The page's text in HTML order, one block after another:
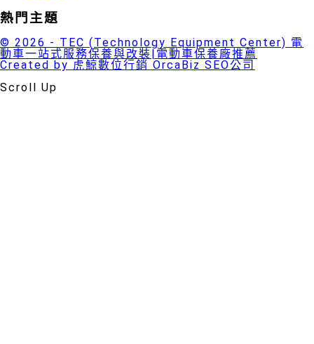
熱門主題
© 2026 - TEC (Technology Equipment Center) 電
動車一站式服務保養與改裝|電動車保養廠推薦
Created by 虎鯨數位行銷 OrcaBiz SEO公司
Scroll Up